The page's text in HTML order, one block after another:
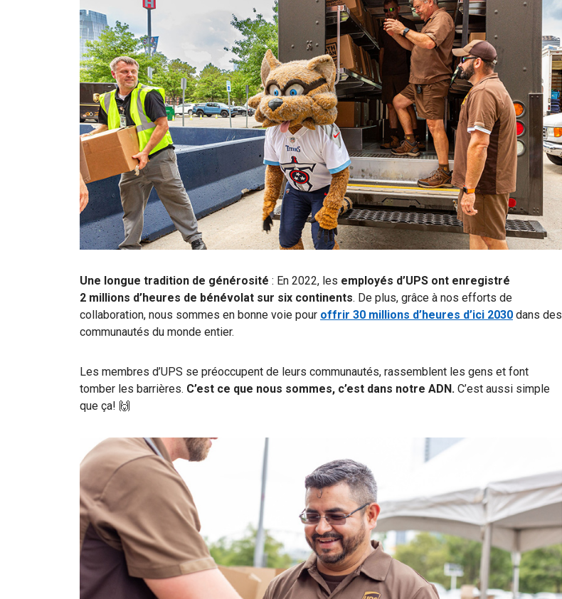
Une longue tradition de générosité : En 2022, les employés d’UPS ont enregistré
2 millions d’heures de bénévolat sur six continents. De plus, grâce à nos efforts de
collaboration, nous sommes en bonne voie pour offrir 30 millions d’heures d’ici 2030 dans des
communautés du monde entier.
Les membres d’UPS se préoccupent de leurs communautés, rassemblent les gens et font
tomber les barrières. C’est ce que nous sommes, c’est dans notre ADN. C’est aussi simple
que ça! 🙌